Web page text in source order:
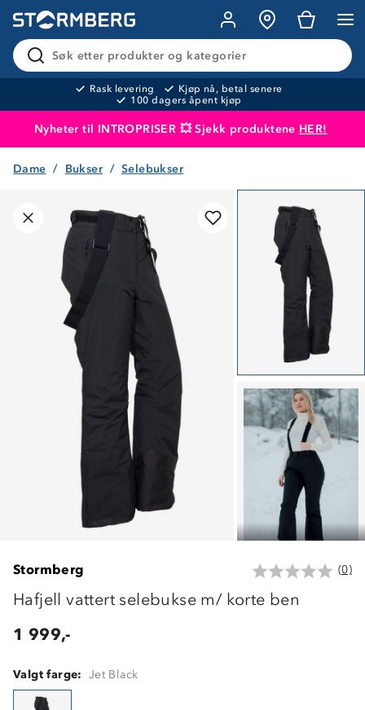
Søk etter produkter og kategorier
Rask levering
Kjøp nå, betal senere
100 dagers åpent kjøp
Nyheter til INTROPRISER 💥 Sjekk produktene HER!
Produktet er lagt i handlekurven
Dame Bukser Selebukser
Stormberg (0)
Hafjell vattert selebukse m/ korte ben
1 999,-
Valgt farge: Jet Black